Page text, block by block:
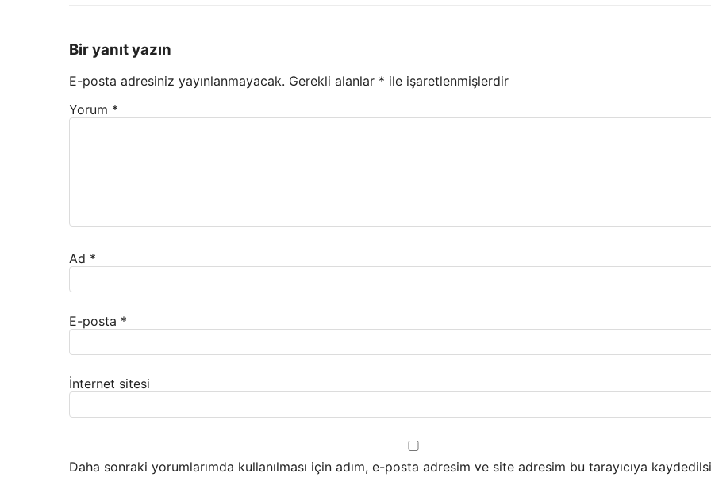
Bir yanıt yazın
E-posta adresiniz yayınlanmayacak. Gerekli alanlar * ile işaretlenmişlerdir
Yorum *
Ad *
E-posta *
İnternet sitesi
Daha sonraki yorumlarımda kullanılması için adım, e-posta adresim ve site adresim bu tarayıcıya